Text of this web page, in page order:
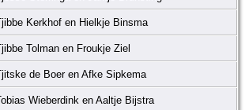
Kerkhof en Hielkje Binsma
Tolman en Froukje Ziel
de Boer en Afke Sipkema
Wieberdink en Aaltje Bijstra